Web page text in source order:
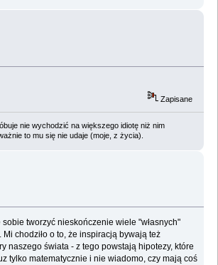
Zapisane
nie wychodzić na większego idiotę niż nim
to mu się nie udaje (moje, z życia).
tworzyć nieskończenie wiele "własnych"
Mi chodziło o to, że inspiracją bywają też
naszego świata - z tego powstają hipotezy, które
tylko matematycznie i nie wiadomo, czy mają coś